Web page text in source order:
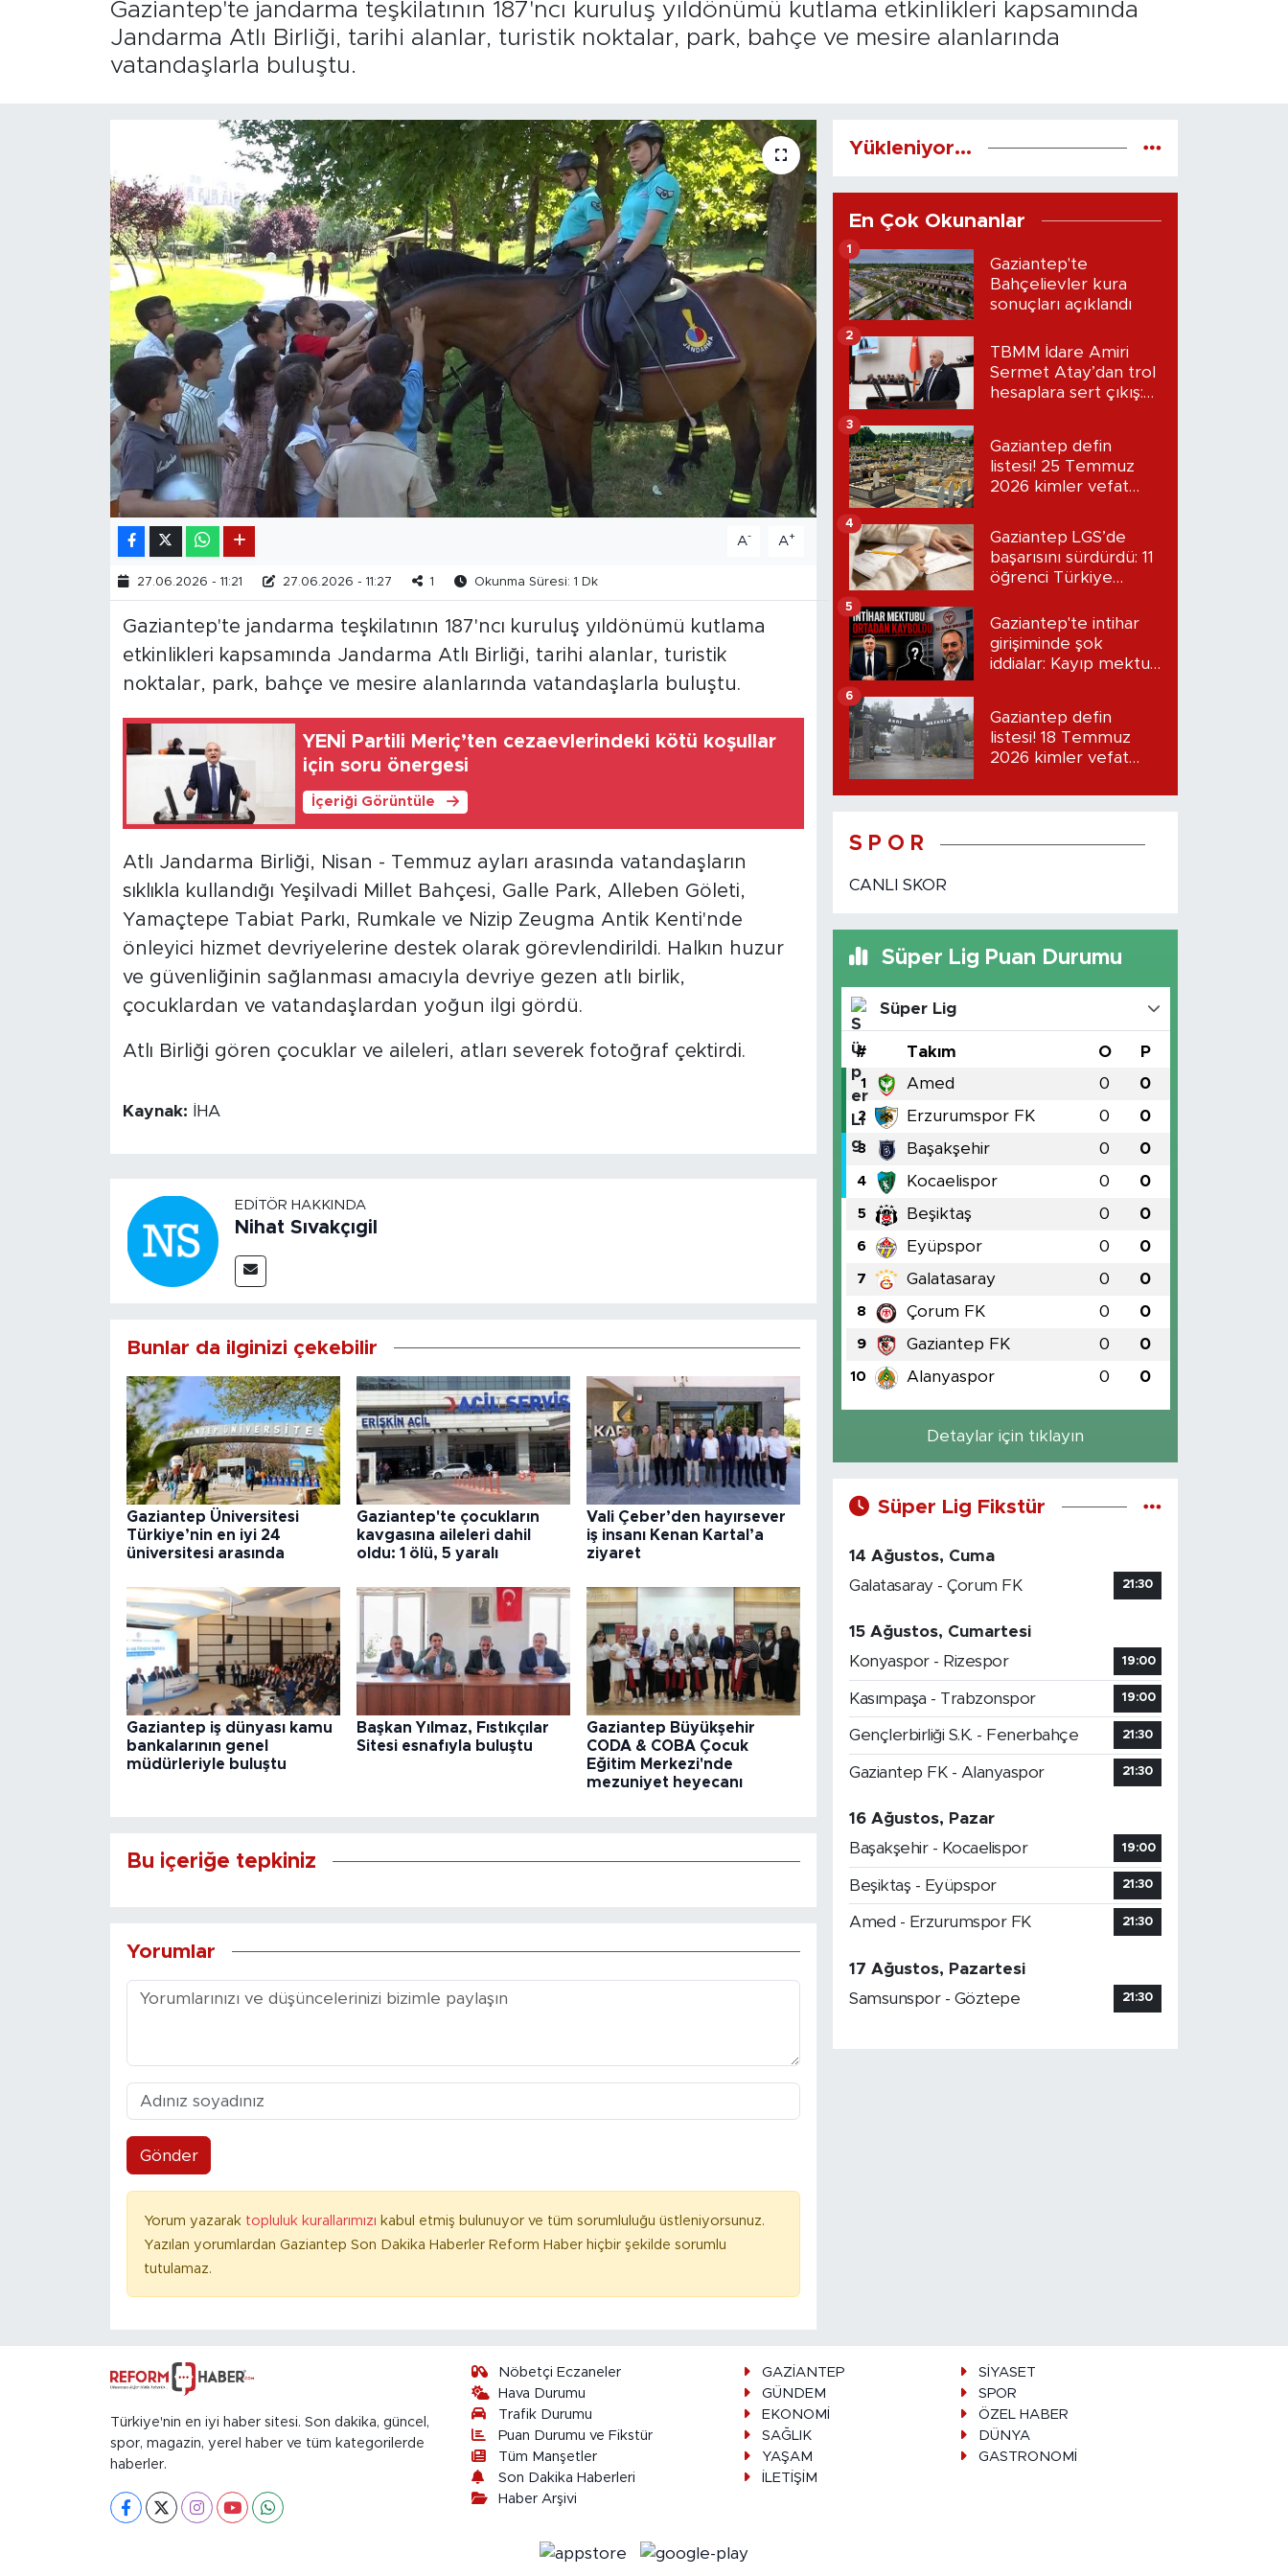
Gaziantep'te jandarma teşkilatının 187'ncı kuruluş yıldönümü kutlama etkinlikleri kapsamında
Jandarma Atlı Birliği, tarihi alanlar, turistik noktalar, park, bahçe ve mesire alanlarında
vatandaşlarla buluştu.
A- A+
27.06.2026 - 11:21 27.06.2026 - 11:27 1 Okunma Süresi: 1 Dk
Gaziantep'te jandarma teşkilatının 187'ncı kuruluş yıldönümü kutlama
etkinlikleri kapsamında Jandarma Atlı Birliği, tarihi alanlar, turistik
noktalar, park, bahçe ve mesire alanlarında vatandaşlarla buluştu.
YENİ Partili Meriç’ten cezaevlerindeki kötü koşullar
için soru önergesi
İçeriği Görüntüle
Atlı Jandarma Birliği, Nisan - Temmuz ayları arasında vatandaşların
sıklıkla kullandığı Yeşilvadi Millet Bahçesi, Galle Park, Alleben Göleti,
Yamaçtepe Tabiat Parkı, Rumkale ve Nizip Zeugma Antik Kenti'nde
önleyici hizmet devriyelerine destek olarak görevlendirildi. Halkın huzur
ve güvenliğinin sağlanması amacıyla devriye gezen atlı birlik,
çocuklardan ve vatandaşlardan yoğun ilgi gördü.
Atlı Birliği gören çocuklar ve aileleri, atları severek fotoğraf çektirdi.
Kaynak: İHA
EDITÖR HAKKINDA
Nihat Sıvakçıgil
Bunlar da ilginizi çekebilir
Gaziantep Üniversitesi
Türkiye’nin en iyi 24
üniversitesi arasında
Gaziantep'te çocukların
kavgasına aileleri dahil
oldu: 1 ölü, 5 yaralı
Vali Çeber’den hayırsever
iş insanı Kenan Kartal’a
ziyaret
Gaziantep iş dünyası kamu
bankalarının genel
müdürleriyle buluştu
Başkan Yılmaz, Fıstıkçılar
Sitesi esnafıyla buluştu
Gaziantep Büyükşehir
CODA & COBA Çocuk
Eğitim Merkezi'nde
mezuniyet heyecanı
Bu içeriğe tepkiniz
Yorumlar
Gönder
Yorum yazarak topluluk kurallarımızı kabul etmiş bulunuyor ve tüm sorumluluğu üstleniyorsunuz.
Yazılan yorumlardan Gaziantep Son Dakika Haberler Reform Haber hiçbir şekilde sorumlu
tutulamaz.
Yükleniyor...
En Çok Okunanlar
Gaziantep'te
Bahçelievler kura
sonuçları açıklandı
1
TBMM İdare Amiri
Sermet Atay’dan trol
hesaplara sert çıkış:
2
Gaziantep defin
listesi! 25 Temmuz
2026 kimler vefat
3
Gaziantep LGS’de
başarısını sürdürdü: 11
öğrenci Türkiye
4
Gaziantep'te intihar
girişiminde şok
iddialar: Kayıp mektup
5
Gaziantep defin
listesi! 18 Temmuz
2026 kimler vefat
6
S P O R
CANLI SKOR
Süper Lig Puan Durumu
Süper Lig
# Takım O P
1 Amed 0 0
2 Erzurumspor FK 0 0
3 Başakşehir 0 0
4 Kocaelispor 0 0
5 Beşiktaş 0 0
6 Eyüpspor 0 0
7 Galatasaray 0 0
8 Çorum FK 0 0
9 Gaziantep FK 0 0
10 Alanyaspor 0 0
Detaylar için tıklayın
Süper Lig Fikstür
14 Ağustos, Cuma
Galatasaray - Çorum FK
21:30
15 Ağustos, Cumartesi
Konyaspor - Rizespor
19:00
Kasımpaşa - Trabzonspor 19:00
Gençlerbirliği S.K. - Fenerbahçe 21:30
Gaziantep FK - Alanyaspor 21:30
16 Ağustos, Pazar
Başakşehir - Kocaelispor
19:00
Beşiktaş - Eyüpspor 21:30
Amed - Erzurumspor FK 21:30
17 Ağustos, Pazartesi
Samsunspor - Göztepe
21:30
Türkiye'nin en iyi haber sitesi. Son dakika, güncel,
spor, magazin, yerel haber ve tüm kategorilerde
haberler.
Nöbetçi Eczaneler
Hava Durumu
Trafik Durumu
Puan Durumu ve Fikstür
Tüm Manşetler
Son Dakika Haberleri
Haber Arşivi
GAZİANTEP
SİYASET
GÜNDEM
SPOR
EKONOMİ
ÖZEL HABER
SAĞLIK
DÜNYA
YAŞAM
GASTRONOMİ
İLETİŞİM